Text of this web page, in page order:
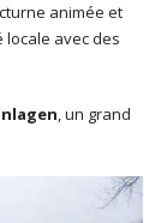
animée et
avec des
, un grand